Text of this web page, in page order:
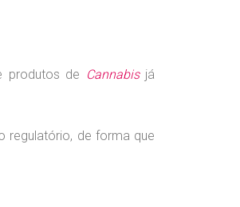
produtos de Cannabisjá
regulatório, de forma que